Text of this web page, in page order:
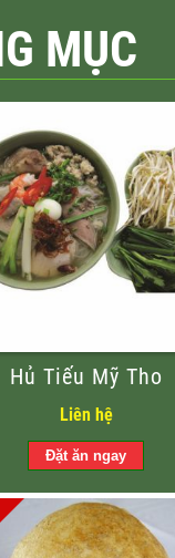
MỤC
Hủ Tiếu Mỹ Tho
Liên hệ